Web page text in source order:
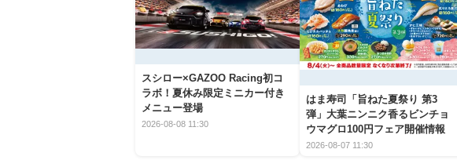
スシロー×GAZOO Racing初コ
ラボ！夏休み限定ミニカー付き
メニュー登場
2026-08-08 11:30
はま寿司「旨ねた夏祭り 第3
弾」大葉ニンニク香るビンチョ
ウマグロ100円フェア開催情報
2026-08-07 11:30